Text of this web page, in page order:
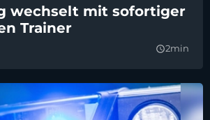
wechselt mit sofortiger
Trainer
query_builder2min